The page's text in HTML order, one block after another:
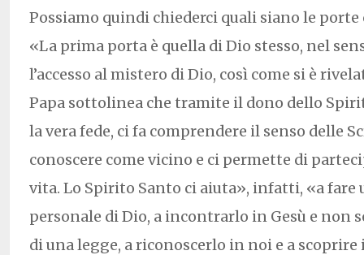
Possiamo quindi chiederci quali siano le
«La prima porta è quella di Dio stesso, nel
l’accesso al mistero di Dio, così come si è
Papa sottolinea che tramite il dono dello
la vera fede, ci fa comprendere il senso delle
conoscere come vicino e ci permette di
vita. Lo Spirito Santo ci aiuta», infatti, «a fare
personale di Dio, a incontrarlo in Gesù e non
di una legge, a riconoscerlo in noi e a scoprire